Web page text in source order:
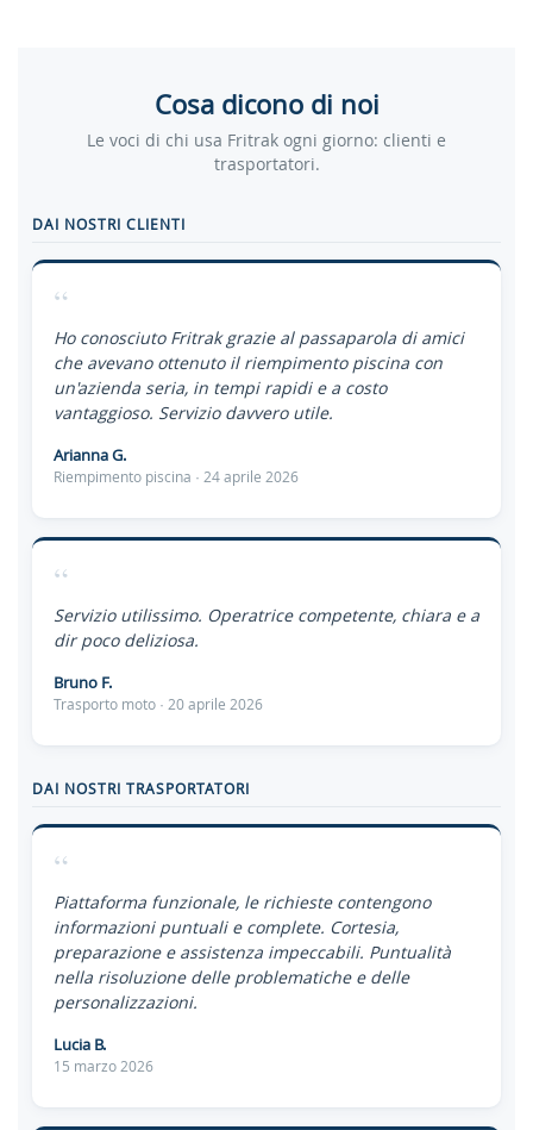
Cosa dicono di noi
Le voci di chi usa Fritrak ogni giorno: clienti e
trasportatori.
DAI NOSTRI CLIENTI
“
Ho conosciuto Fritrak grazie al passaparola di amici
che avevano ottenuto il riempimento piscina con
un'azienda seria, in tempi rapidi e a costo
vantaggioso. Servizio davvero utile.
Arianna G.
Riempimento piscina · 24 aprile 2026
“
Servizio utilissimo. Operatrice competente, chiara e a
dir poco deliziosa.
Bruno F.
Trasporto moto · 20 aprile 2026
DAI NOSTRI TRASPORTATORI
“
Piattaforma funzionale, le richieste contengono
informazioni puntuali e complete. Cortesia,
preparazione e assistenza impeccabili. Puntualità
nella risoluzione delle problematiche e delle
personalizzazioni.
Lucia B.
15 marzo 2026